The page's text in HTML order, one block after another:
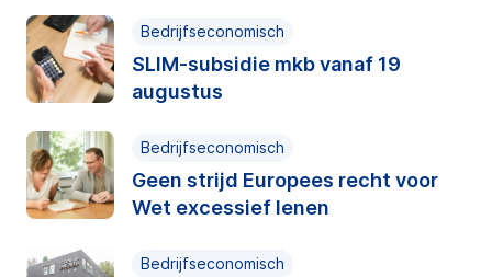
Bedrijfseconomisch
SLIM-subsidie mkb vanaf 19
augustus
Bedrijfseconomisch
Geen strijd Europees recht voor
Wet excessief lenen
Bedrijfseconomisch